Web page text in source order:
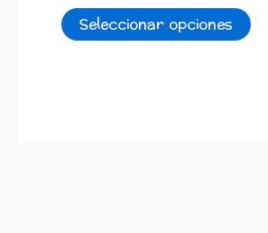
Seleccionar opciones